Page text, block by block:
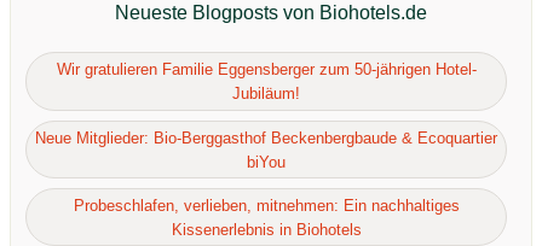
Neueste Blogposts von Biohotels.de
Wir gratulieren Familie Eggensberger zum 50-jährigen Hotel-
Jubiläum!
Neue Mitglieder: Bio-Berggasthof Beckenbergbaude & Ecoquartier
biYou
Probeschlafen, verlieben, mitnehmen: Ein nachhaltiges
Kissenerlebnis in Biohotels